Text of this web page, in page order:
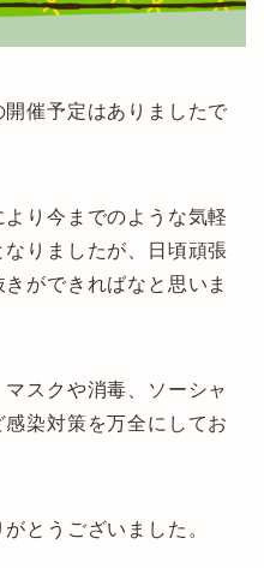
催予定はありましたで
り今までのような気軽
りましたが、日頃頑張
ができればなと思いま
スクや消毒、ソーシャ
染対策を万全にしてお
とうございました。